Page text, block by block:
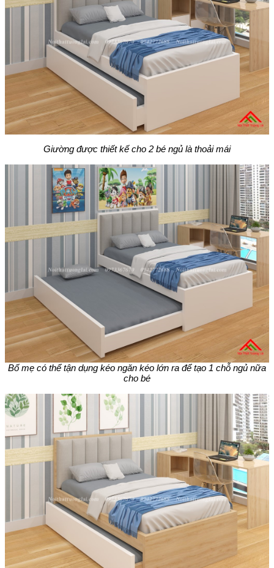
Giường được thiết kế cho 2 bé ngủ là thoải mái
Bố mẹ có thể tận dụng kéo ngăn kéo lớn ra để tạo 1 chỗ ngủ nữa
cho bé